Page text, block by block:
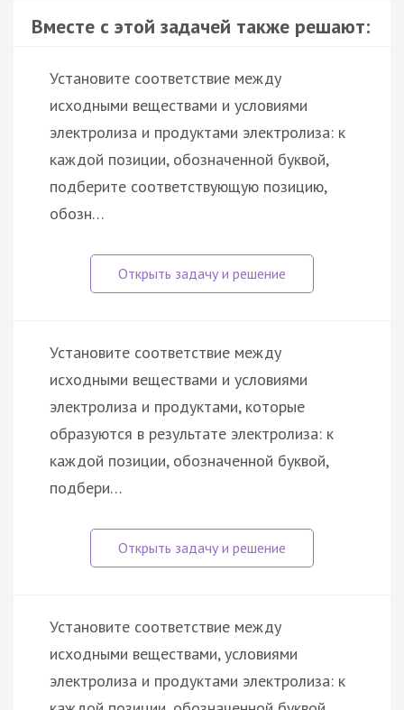
Вместе с этой задачей также решают:
Установите соответствие между
исходными веществами и условиями
электролиза и продуктами электролиза: к
каждой позиции, обозначенной буквой,
подберите соответствующую позицию,
обозн…
Установите соответствие между
исходными веществами и условиями
электролиза и продуктами, которые
образуются в результате электролиза: к
каждой позиции, обозначенной буквой,
подбери…
Установите соответствие между
исходными веществами, условиями
электролиза и продуктами электролиза: к